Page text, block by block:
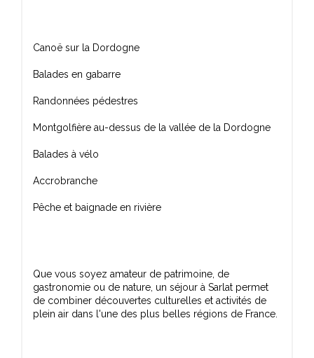
Canoë sur la Dordogne
Balades en gabarre
Randonnées pédestres
Montgolfière au-dessus de la vallée de la Dordogne
Balades à vélo
Accrobranche
Pêche et baignade en rivière
Que vous soyez amateur de patrimoine, de
gastronomie ou de nature, un séjour à Sarlat permet
de combiner découvertes culturelles et activités de